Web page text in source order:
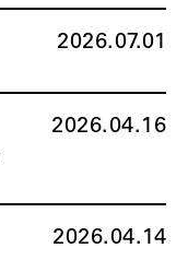
2026.07.01
2026.04.16
2026.04.14